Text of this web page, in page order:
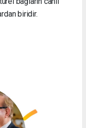
biridir.